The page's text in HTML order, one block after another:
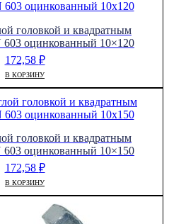
головкой и квадратным
603 оцинкованный 10×120
172,58 ₽
В КОРЗИНУ
головкой и квадратным
603 оцинкованный 10×150
172,58 ₽
В КОРЗИНУ